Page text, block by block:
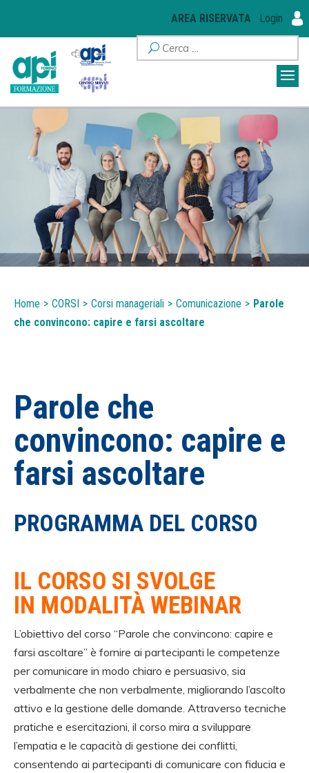
AREA RISERVATA Login
Home > CORSI > Corsi manageriali > Comunicazione > Parole
che convincono: capire e farsi ascoltare
Parole che
convincono: capire e
farsi ascoltare
PROGRAMMA DEL CORSO
IL CORSO SI SVOLGE
IN MODALITÀWEBINAR
L’obiettivo del corso “Parole che convincono: capire e
farsi ascoltare” è fornire ai partecipanti le competenze
per comunicare in modo chiaro e persuasivo, sia
verbalmente che non verbalmente, migliorando l’ascolto
attivo e la gestione delle domande. Attraverso tecniche
pratiche e esercitazioni, il corso mira a sviluppare
l’empatia e le capacità di gestione dei conflitti,
consentendo ai partecipanti di comunicare con fiducia e